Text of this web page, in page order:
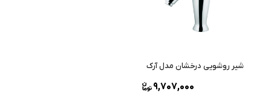
شیر روشویی درخشان مدل آرک
9,707,000